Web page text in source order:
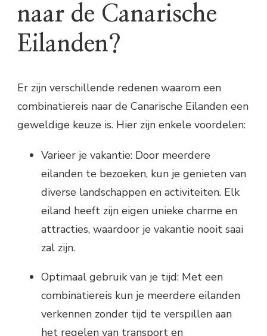
naar de Canarische
Eilanden?
Er zijn verschillende redenen waarom een
combinatiereis naar de Canarische Eilanden een
geweldige keuze is. Hier zijn enkele voordelen:
Varieer je vakantie: Door meerdere
eilanden te bezoeken, kun je genieten van
diverse landschappen en activiteiten. Elk
eiland heeft zijn eigen unieke charme en
attracties, waardoor je vakantie nooit saai
zal zijn.
Optimaal gebruik van je tijd: Met een
combinatiereis kun je meerdere eilanden
verkennen zonder tijd te verspillen aan
het regelen van transport en